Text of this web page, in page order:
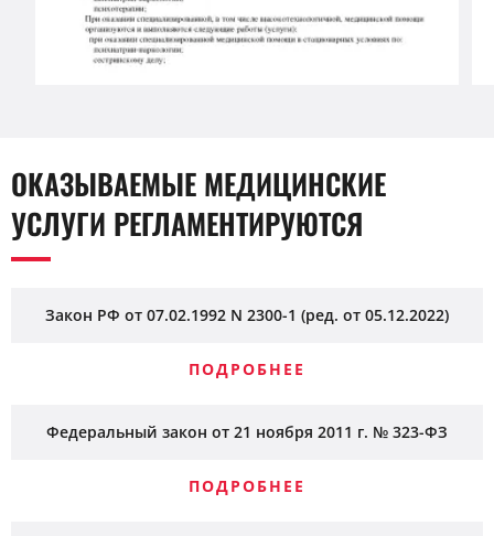
ОКАЗЫВАЕМЫЕ МЕДИЦИНСКИЕ
УСЛУГИ РЕГЛАМЕНТИРУЮТСЯ
Закон РФ от 07.02.1992 N 2300-1 (ред. от 05.12.2022)
ПОДРОБНЕЕ
Федеральный закон от 21 ноября 2011 г. № 323-ФЗ
ПОДРОБНЕЕ